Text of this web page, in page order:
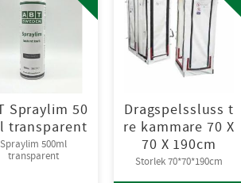
Spraylim 50
transparent
Spraylim 500ml
transparent
Dragspelssluss t
re kammare 70 X
70 X 190cm
Storlek 70*70*190cm